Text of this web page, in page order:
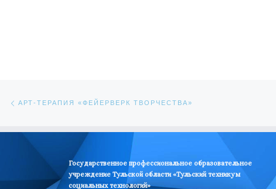
Навигация по записям
АРТ-ТЕРАПИЯ «ФЕЙЕРВЕРК ТВОРЧЕСТВА»
Государственное профессиональное образовательное
учреждение Тульской области «Тульский техникум
социальных технологий»